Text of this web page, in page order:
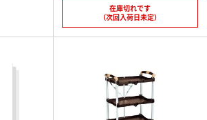
在庫切れです
（次回入荷日未定）